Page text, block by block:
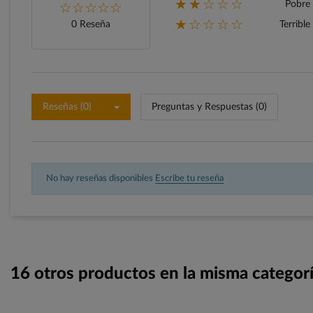
0 Reseña
★★☆☆☆ Pobre
★☆☆☆☆ Terrible
Reseñas (0) Preguntas y Respuestas (0)
No hay reseñas disponibles Escribe tu reseña
16 otros productos en la misma